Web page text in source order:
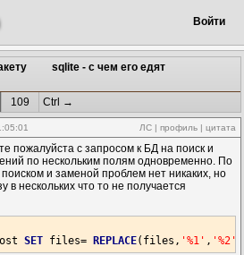
Войти
sqlite - с чем его едят
109 Ctrl →
ЛС | профиль | цитата
пожалуйста с запросом к БД на поиск и
по нескольким полям одновременно. По
и заменой проблем нет никаких, но
в нескольких что то не получается
SET files= REPLACE(files, '%1' , '%2'